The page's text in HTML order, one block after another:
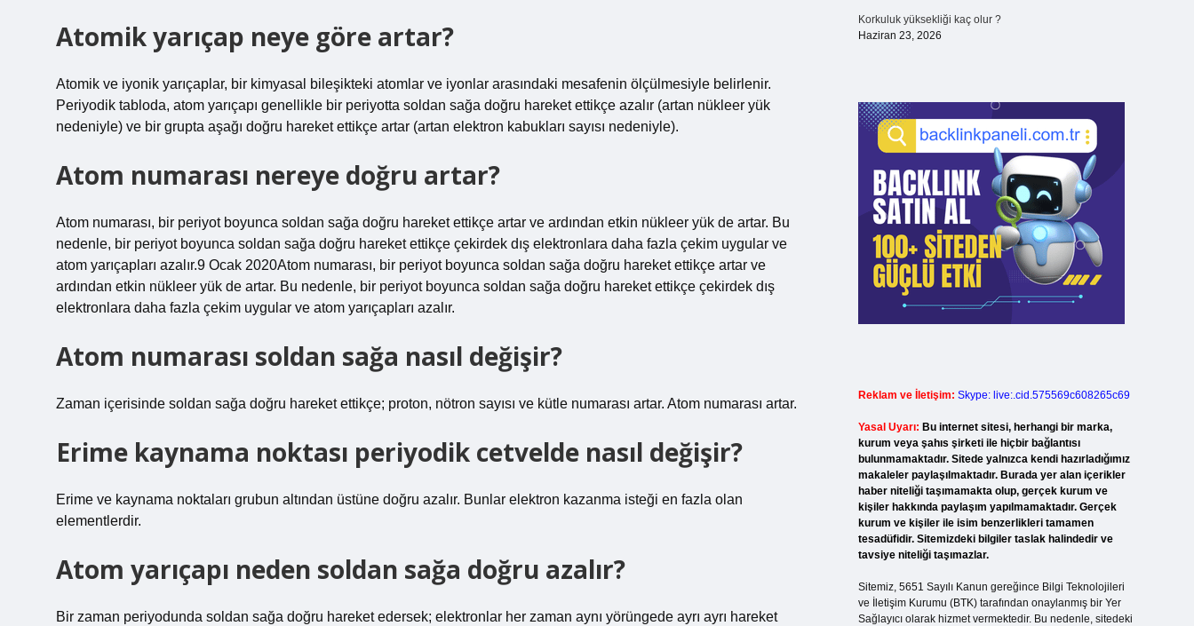
Atomik yarıçap neye göre artar?
Atomik ve iyonik yarıçaplar, bir kimyasal bileşikteki atomlar ve iyonlar arasındaki mesafenin ölçülmesiyle belirlenir.
Periyodik tabloda, atom yarıçapı genellikle bir periyotta soldan sağa doğru hareket ettikçe azalır (artan nükleer yük
nedeniyle) ve bir grupta aşağı doğru hareket ettikçe artar (artan elektron kabukları sayısı nedeniyle).
Atom numarası nereye doğru artar?
Atom numarası, bir periyot boyunca soldan sağa doğru hareket ettikçe artar ve ardından etkin nükleer yük de artar. Bu
nedenle, bir periyot boyunca soldan sağa doğru hareket ettikçe çekirdek dış elektronlara daha fazla çekim uygular ve
atom yarıçapları azalır.9 Ocak 2020Atom numarası, bir periyot boyunca soldan sağa doğru hareket ettikçe artar ve
ardından etkin nükleer yük de artar. Bu nedenle, bir periyot boyunca soldan sağa doğru hareket ettikçe çekirdek dış
elektronlara daha fazla çekim uygular ve atom yarıçapları azalır.
Atom numarası soldan sağa nasıl değişir?
Zaman içerisinde soldan sağa doğru hareket ettikçe; proton, nötron sayısı ve kütle numarası artar. Atom numarası artar.
Erime kaynama noktası periyodik cetvelde nasıl değişir?
Erime ve kaynama noktaları grubun altından üstüne doğru azalır. Bunlar elektron kazanma isteği en fazla olan
elementlerdir.
Atom yarıçapı neden soldan sağa doğru azalır?
Bir zaman periyodunda soldan sağa doğru hareket edersek; elektronlar her zaman aynı yörüngede ayrı ayrı hareket
Korkuluk yüksekliği kaç olur ?
Haziran 23, 2026
Reklam ve İletişim: Skype: live:.cid.575569c608265c69
Yasal Uyarı: Bu internet sitesi, herhangi bir marka,
kurum veya şahıs şirketi ile hiçbir bağlantısı
bulunmamaktadır. Sitede yalnızca kendi hazırladığımız
makaleler paylaşılmaktadır. Burada yer alan içerikler
haber niteliği taşımamakta olup, gerçek kurum ve
kişiler hakkında paylaşım yapılmamaktadır. Gerçek
kurum ve kişiler ile isim benzerlikleri tamamen
tesadüfidir. Sitemizdeki bilgiler taslak halindedir ve
tavsiye niteliği taşımazlar.
Sitemiz, 5651 Sayılı Kanun gereğince Bilgi Teknolojileri
ve İletişim Kurumu (BTK) tarafından onaylanmış bir Yer
Sağlayıcı olarak hizmet vermektedir. Bu nedenle, sitedeki